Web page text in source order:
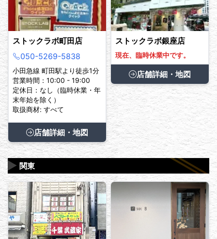
ストックラボ町田店
050-5269-5838
小田急線 町田駅より徒歩1分
営業時間：10:00 - 19:00
定休日：なし（臨時休業・年
末年始を除く）
取扱商材: すべて
店舗詳細・地図
ストックラボ銀座店
現在、臨時休業中です。
店舗詳細・地図
関東
▶